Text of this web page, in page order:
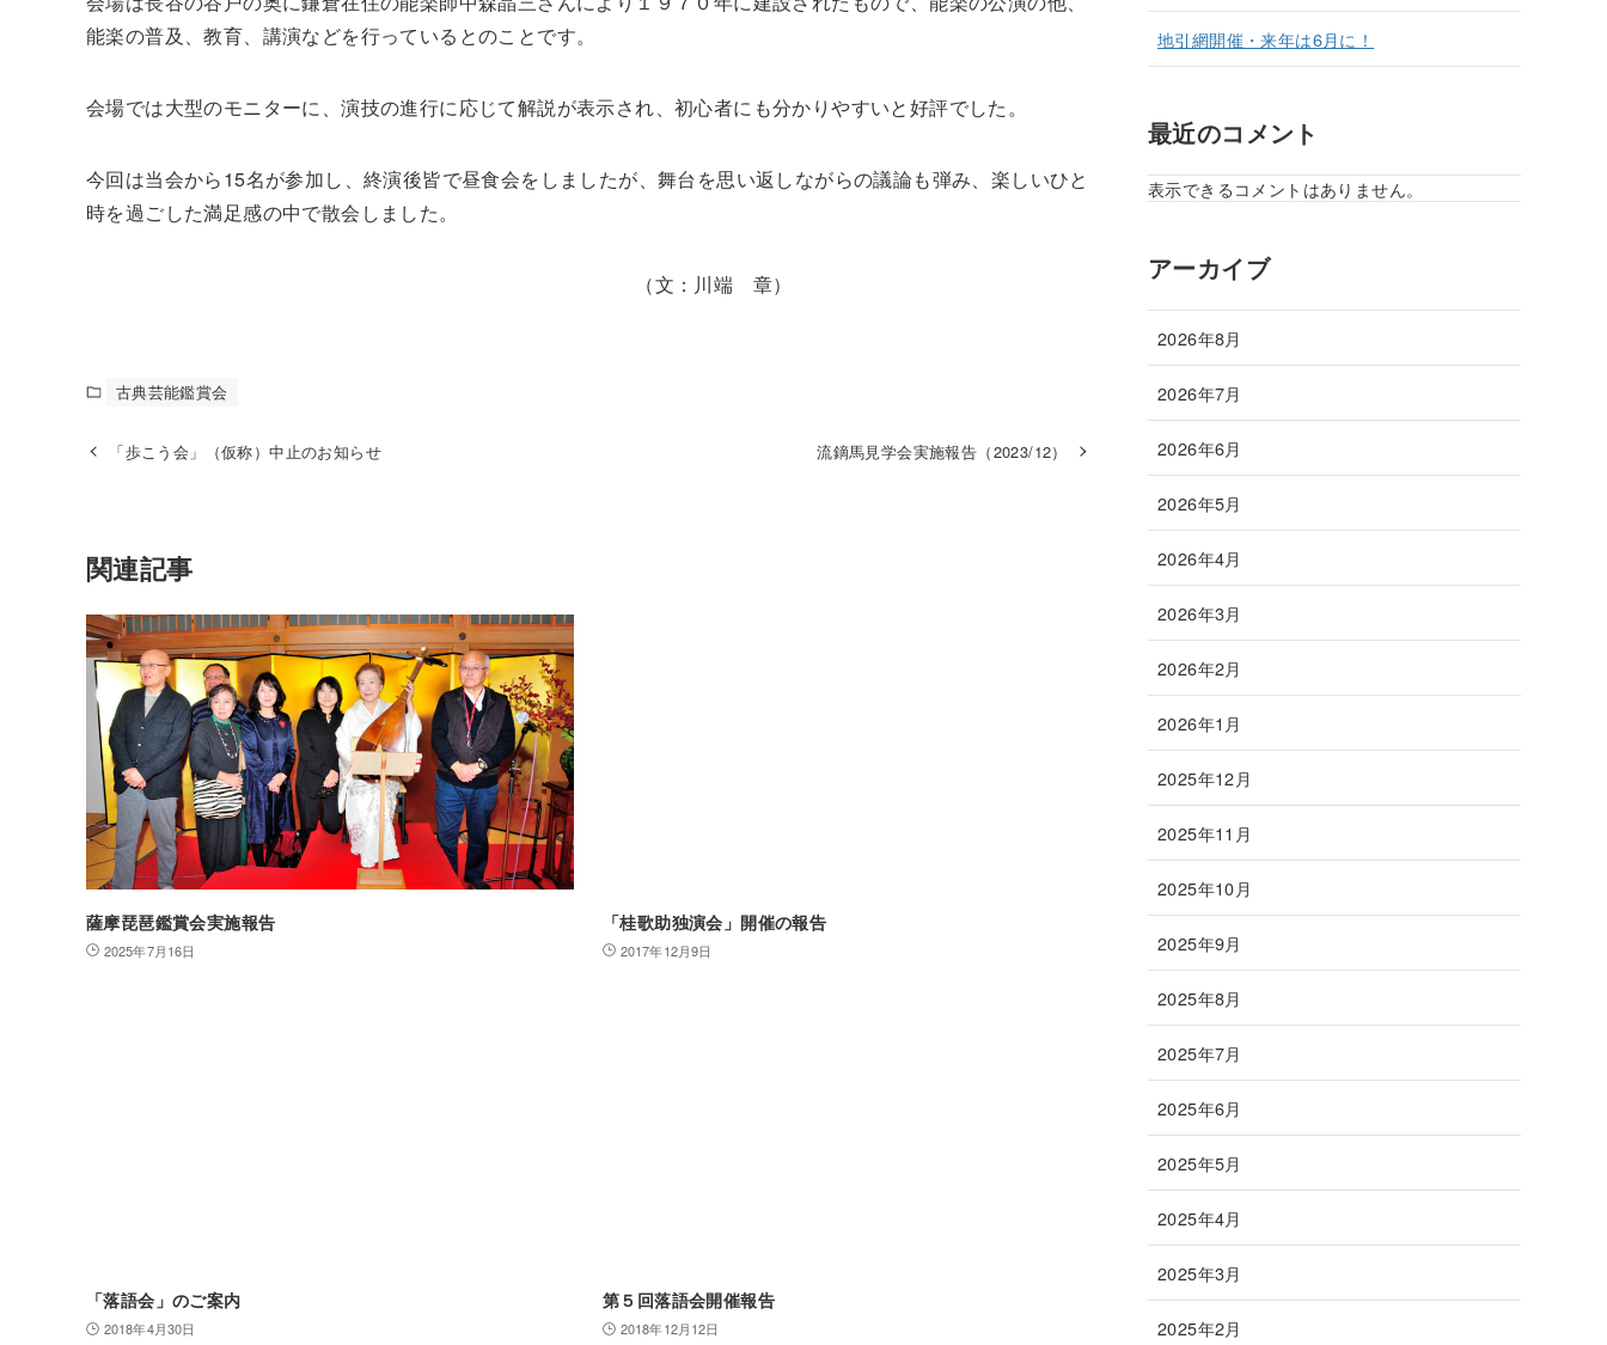
能楽の普及、教育、講演などを行っているとのことです。
会場では大型のモニターに、演技の進行に応じて解説が表示され、初心者にも分かりやすいと好評でした。
今回は当会から15名が参加し、終演後皆で昼食会をしましたが、舞台を思い返しながらの議論も弾み、楽しいひと
時を過ごした満足感の中で散会しました。
（文：川端 章）
古典芸能鑑賞会
「歩こう会」（仮称）中止のお知らせ 流鏑馬見学会実施報告（2023/12）
関連記事
薩摩琵琶鑑賞会実施報告
2025年7月16日
「桂歌助独演会」開催の報告
2017年12月9日
「落語会」のご案内
2018年4月30日
第５回落語会開催報告
2018年12月12日
地引網開催・来年は6月に！
最近のコメント
表示できるコメントはありません。
アーカイブ
2026年8月
2026年7月
2026年6月
2026年5月
2026年4月
2026年3月
2026年2月
2026年1月
2025年12月
2025年11月
2025年10月
2025年9月
2025年8月
2025年7月
2025年6月
2025年5月
2025年4月
2025年3月
2025年2月